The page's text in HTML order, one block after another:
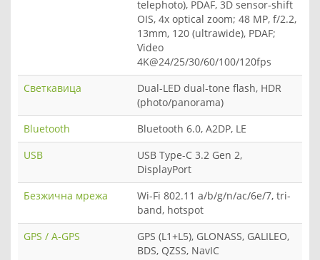
telephoto), PDAF, 3D sensor-shift
OIS, 4x optical zoom; 48 MP, f/2.2,
13mm, 120 (ultrawide), PDAF;
Video
4K@24/25/30/60/100/120fps
Светкавица
Dual-LED dual-tone flash, HDR
(photo/panorama)
Bluetooth
Bluetooth 6.0, A2DP, LE
USB
USB Type-C 3.2 Gen 2,
DisplayPort
Безжична мрежа
Wi-Fi 802.11 a/b/g/n/ac/6e/7, tri-
band, hotspot
GPS / A-GPS
GPS (L1+L5), GLONASS, GALILEO,
BDS, QZSS, NavIC